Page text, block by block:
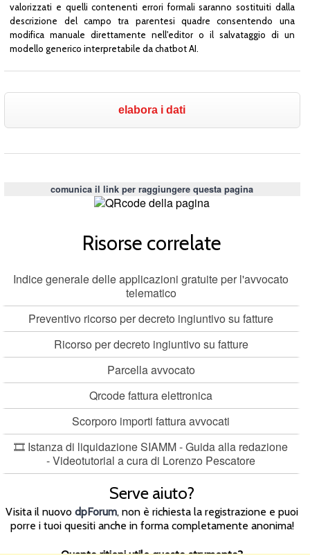
valorizzati e quelli contenenti errori formali saranno sostituiti dalla
descrizione del campo tra parentesi quadre consentendo una
modifica manuale direttamente nell'editor o il salvataggio di un
modello generico interpretabile da chatbot AI.
comunica il link per raggiungere questa pagina
Risorse correlate
Indice generale delle applicazioni gratuite per l'avvocato
telematico
Preventivo ricorso per decreto ingiuntivo su fatture
Ricorso per decreto ingiuntivo su fatture
Parcella avvocato
Qrcode fattura elettronica
Scorporo importi fattura avvocati
🎞️ Istanza di liquidazione SIAMM - Guida alla redazione
- Videotutorial a cura di Lorenzo Pescatore
Serve aiuto?
Visita il nuovodpForum, non è richiesta la registrazione e puoi
porre i tuoi quesiti anche in forma completamente anonima!